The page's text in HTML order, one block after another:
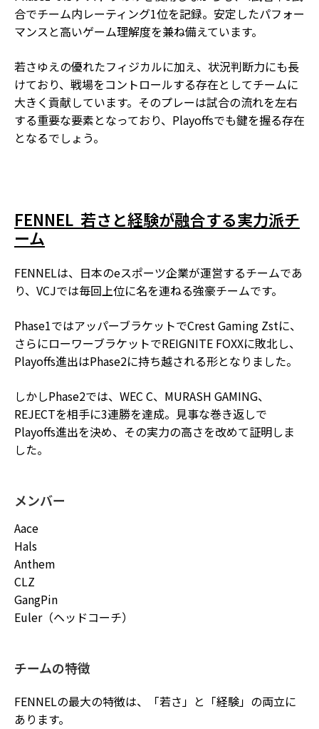
合でチーム内レーティング1位を記録。安定したパフォー
マンスと高いゲーム理解度を兼ね備えています。
若さゆえの優れたフィジカルに加え、状況判断力にも長
けており、戦場をコントロールする存在としてチームに
大きく貢献しています。そのプレーは試合の流れを左右
する重要な要素となっており、Playoffsでも鍵を握る存在
となるでしょう。
FENNEL ―― 若さと経験が融合する実力派チ
ーム
FENNELは、日本のeスポーツ企業が運営するチームであ
り、VCJでは毎回上位に名を連ねる強豪チームです。
Phase1ではアッパーブラケットでCrest Gaming Zstに、
さらにローワーブラケットでREIGNITE FOXXに敗北し、
Playoffs進出はPhase2に持ち越される形となりました。
しかしPhase2では、WEC C、MURASH GAMING、
REJECTを相手に3連勝を達成。見事な巻き返しで
Playoffs進出を決め、その実力の高さを改めて証明しま
した。
メンバー
Aace
Hals
Anthem
CLZ
GangPin
Euler（ヘッドコーチ）
チームの特徴
FENNELの最大の特徴は、「若さ」と「経験」の両立に
あります。